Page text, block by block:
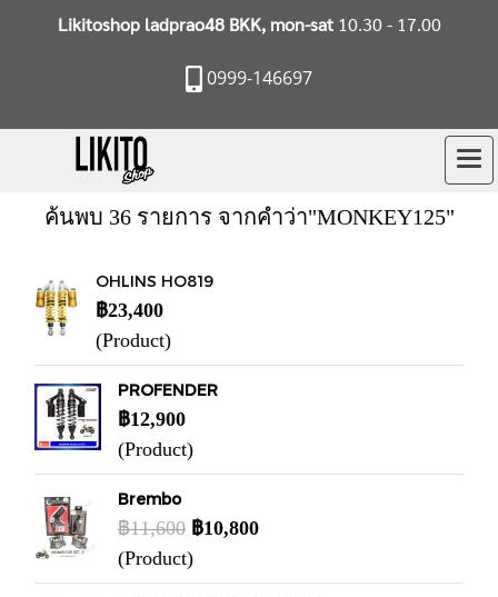
Likitoshop ladprao48 BKK, mon-sat10.30 - 17.00
0999-146697
ค้นพบ 36 รายการ จากคำว่า"MONKEY125"
OHLINS HO819
฿23,400
(Product)
PROFENDER
฿12,900
(Product)
Brembo
฿11,600 ฿10,800
(Product)